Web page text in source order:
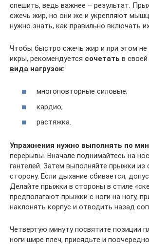
спешить, ведь важнее – результат.
сжечь жир, но они же и укрепляют
нужно знать, как правильно включать
Чтобы быстро сжечь жир и при этом не
икры, рекомендуется сочетать в
вида нагрузок:
многоповторные силовые;
кардио;
растяжка.
Упражнения нужно выполнять по
перерывы. Вначале поднимайтесь на
гантелей. Затем выполняйте прыжки из
сторону. Если дыхание сбивается,
Делайте прыжки в стороны в стиле
предполагают прыжки с ноги на ногу,
наклонять корпус и отводить назад
Четвертую минуту посвятите позиции
ноги шире плеч, присядьте и